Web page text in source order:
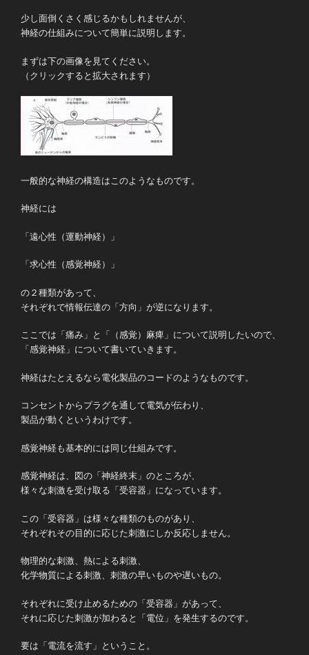
少し面倒くさく感じるかもしれませんが、
神経の仕組みについて簡単に説明します。
まずは下の画像を見てください。
（クリックすると拡大されます）
一般的な神経の構造はこのようなものです。
神経には
「遠心性（運動神経）」
「求心性（感覚神経）」
の２種類があって、
それぞれで情報伝達の「方向」が逆になります。
ここでは「痛み」と「（感覚）麻痺」について説明したいので、
「感覚神経」について書いていきます。
神経はたとえるなら電化製品のコードのようなものです。
コンセントからプラグを通して電気が伝わり、
製品が動くというわけです。
感覚神経も基本的には同じ仕組みです。
感覚神経は、図の「神経終末」のところが、
様々な刺激を受け取る「受容器」になっています。
この「受容器」は様々な種類のものがあり、
それぞれその目的に応じた刺激にしか反応しません。
物理的な刺激、熱による刺激、
化学物質による刺激、刺激の早いものや遅いもの。
それぞれに受け止めるための「受容器」があって、
それに応じた刺激が加わると「電位」を発生するのです。
要は「電流を流す」ということ。